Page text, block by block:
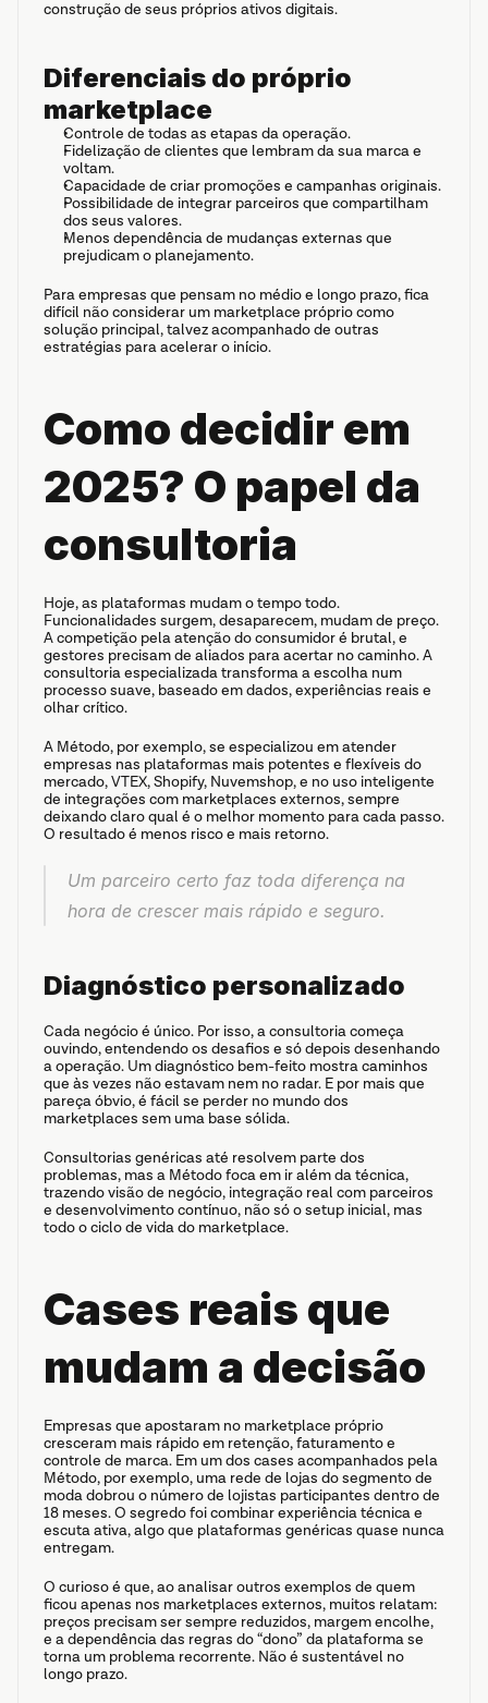
construção de seus próprios ativos digitais.
Diferenciais do próprio
marketplace
Controle de todas as etapas da operação.
Fidelização de clientes que lembram da sua marca e
voltam.
Capacidade de criar promoções e campanhas originais.
Possibilidade de integrar parceiros que compartilham
dos seus valores.
Menos dependência de mudanças externas que
prejudicam o planejamento.
Para empresas que pensam no médio e longo prazo, fica
difícil não considerar um marketplace próprio como
solução principal, talvez acompanhado de outras
estratégias para acelerar o início.
Como decidir em
2025? O papel da
consultoria
Hoje, as plataformas mudam o tempo todo.
Funcionalidades surgem, desaparecem, mudam de preço.
A competição pela atenção do consumidor é brutal, e
gestores precisam de aliados para acertar no caminho. A
consultoria especializada transforma a escolha num
processo suave, baseado em dados, experiências reais e
olhar crítico.
A Método, por exemplo, se especializou em atender
empresas nas plataformas mais potentes e flexíveis do
mercado, VTEX, Shopify, Nuvemshop, e no uso inteligente
de integrações com marketplaces externos, sempre
deixando claro qual é o melhor momento para cada passo.
O resultado é menos risco e mais retorno.
Um parceiro certo faz toda diferença na
hora de crescer mais rápido e seguro.
Diagnóstico personalizado
Cada negócio é único. Por isso, a consultoria começa
ouvindo, entendendo os desafios e só depois desenhando
a operação. Um diagnóstico bem-feito mostra caminhos
que às vezes não estavam nem no radar. E por mais que
pareça óbvio, é fácil se perder no mundo dos
marketplaces sem uma base sólida.
Consultorias genéricas até resolvem parte dos
problemas, mas a Método foca em ir além da técnica,
trazendo visão de negócio, integração real com parceiros
e desenvolvimento contínuo, não só o setup inicial, mas
todo o ciclo de vida do marketplace.
Cases reais que
mudam a decisão
Empresas que apostaram no marketplace próprio
cresceram mais rápido em retenção, faturamento e
controle de marca. Em um dos cases acompanhados pela
Método, por exemplo, uma rede de lojas do segmento de
moda dobrou o número de lojistas participantes dentro de
18 meses. O segredo foi combinar experiência técnica e
escuta ativa, algo que plataformas genéricas quase nunca
entregam.
O curioso é que, ao analisar outros exemplos de quem
ficou apenas nos marketplaces externos, muitos relatam:
preços precisam ser sempre reduzidos, margem encolhe,
e a dependência das regras do “dono” da plataforma se
torna um problema recorrente. Não é sustentável no
longo prazo.